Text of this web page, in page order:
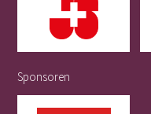
Sponsoren